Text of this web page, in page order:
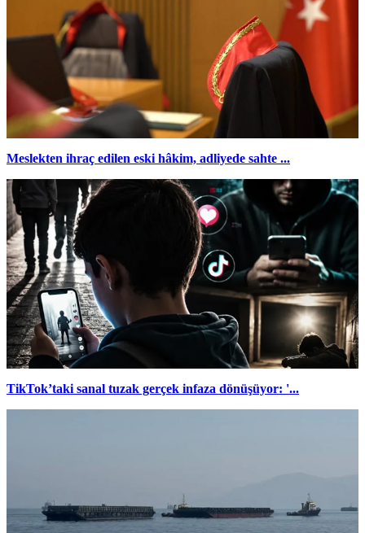
Meslekten ihraç edilen eski hâkim, adliyede sahte ...
TikTok’taki sanal tuzak gerçek infaza dönüşüyor: '...